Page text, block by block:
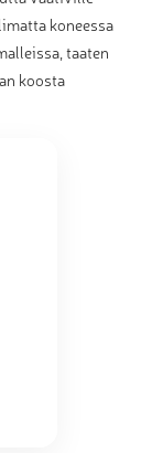
koneessa
taaten
koosta